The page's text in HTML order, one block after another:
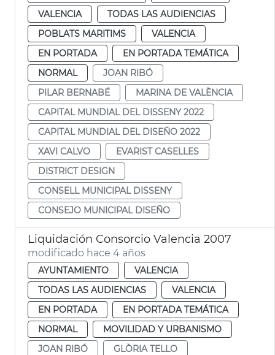
VALENCIA
TODAS LAS AUDIENCIAS
POBLATS MARITIMS
VALENCIA
EN PORTADA
EN PORTADA TEMÁTICA
NORMAL
JOAN RIBÓ
PILAR BERNABÉ
MARINA DE VALÈNCIA
CAPITAL MUNDIAL DEL DISSENY 2022
CAPITAL MUNDIAL DEL DISEÑO 2022
XAVI CALVO
EVARIST CASELLES
DISTRICT DESIGN
CONSELL MUNICIPAL DISSENY
CONSEJO MUNICIPAL DISEÑO
Liquidación Consorcio Valencia 2007
modificado hace 4 años
AYUNTAMIENTO
VALENCIA
TODAS LAS AUDIENCIAS
VALENCIA
EN PORTADA
EN PORTADA TEMÁTICA
NORMAL
MOVILIDAD Y URBANISMO
JOAN RIBÓ
GLÒRIA TELLO